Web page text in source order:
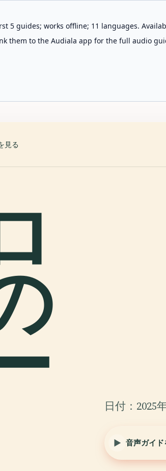
5 guides; works offline; 11 languages.
them to the Audiala app for the full audio
見る
日付：2025
音声ガイド